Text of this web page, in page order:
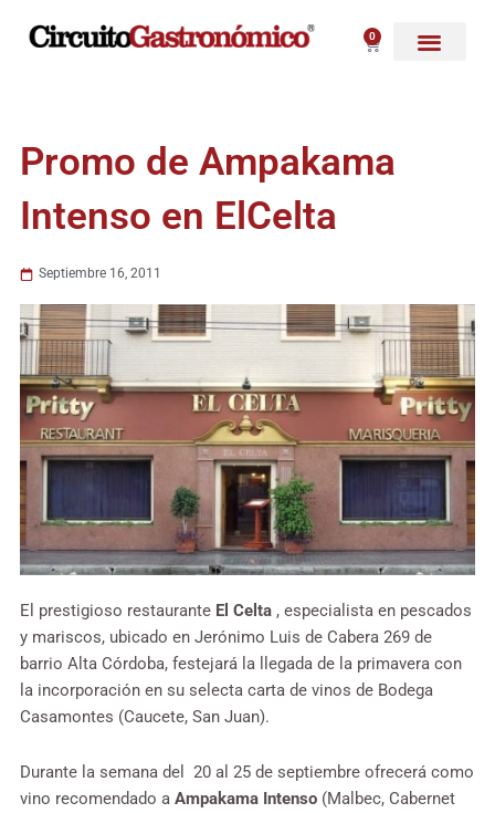
0
Carrito
Promo de Ampakama
Intenso en ElCelta
Septiembre 16, 2011
El prestigioso restaurante El Celta , especialista en pescados
y mariscos, ubicado en Jerónimo Luis de Cabera 269 de
barrio Alta Córdoba, festejará la llegada de la primavera con
la incorporación en su selecta carta de vinos de Bodega
Casamontes (Caucete, San Juan).
Durante la semana del 20 al 25 de septiembre ofrecerá como
vino recomendado a Ampakama Intenso (Malbec, Cabernet